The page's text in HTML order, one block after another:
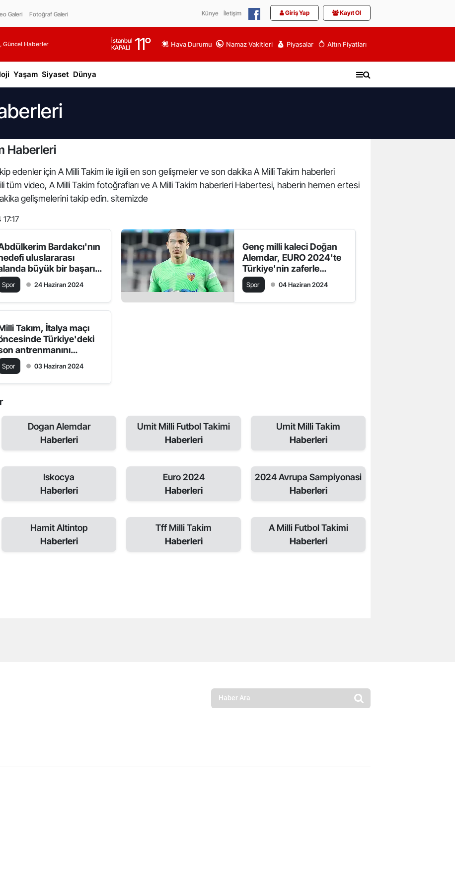
Galeri Fotoğraf Galeri Künye İletişim Giriş Yap Kayıt Ol
Güncel Haberler
İstanbul
KAPALI
11° Hava Durumu Namaz Vakitleri Piyasalar Altın Fiyatları
Yaşam Siyaset Dünya
Haberleri
edenler için A Milli Takim ile ilgili en son gelişmeler ve son dakika A Milli Takim haberleri
tüm video, A Milli Takim fotoğrafları ve A Milli Takim haberleri Habertesi, haberin hemen ertesi
gelişmelerini takip edin. sitemizde
Bardakcı'nın
uluslararası
büyük bir başarı
etmek!
Spor 24 Haziran 2024
Genç milli kaleci Doğan
Alemdar, EURO 2024'te
Türkiye'nin zaferle
döneceğine yürekten
inanıyor!
Spor 04 Haziran 2024
Takım, İtalya maçı
Türkiye'deki
antrenmanını
Spor 03 Haziran 2024
Dogan Alemdar
Haberleri
Umit Milli Futbol Takimi
Haberleri
Umit Milli Takim
Haberleri
Iskocya
Haberleri
Euro 2024
Haberleri
2024 Avrupa Sampiyonasi
Haberleri
Hamit Altintop
Haberleri
Tff Milli Takim
Haberleri
A Milli Futbol Takimi
Haberleri